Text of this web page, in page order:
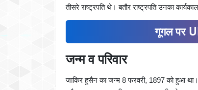
तीसरे राष्ट्रपति थे। बतौर राष्ट्रपति उनका
गूगल पर
जन्म व परिवार
जाकिर हुसैन का जन्म 8 फरवरी, 1897 को हुआ था।